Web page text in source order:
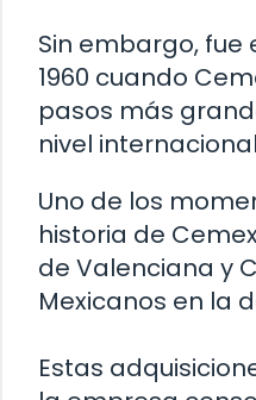
Sin embargo,
1960 cuando
pasos más
nivel
Uno de los
historia de
de Valenciana y
Mexicanos en la
Estas